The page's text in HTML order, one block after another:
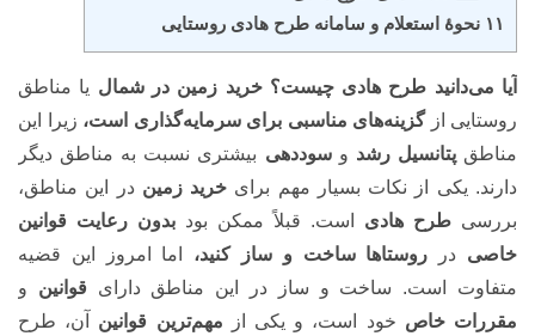
۱۱ نحوۀ استعلام و سامانه طرح هادی روستایی
آیا می‌دانید طرح هادی چیست؟خرید زمین در شمال یا مناطق
روستایی ازگزینه‌های مناسبی برای سرمایه‌گذاری است، زیرا این
مناطقپتانسیل رشد وسوددهی بیشتری نسبت به مناطق دیگر
دارند. یکی از نکات بسیار مهم برای خرید زمین در این مناطق،
بررسی طرح هادی است. قبلاً ممکن بود بدون رعایت قوانین
خاصی در روستاها ساخت و ساز کنید، اما امروز این قضیه
متفاوت است. ساخت و ساز در این مناطق دارای قوانین و
مقررات خاص خود است، و یکی از مهم‌ترین قوانین آن، طرح